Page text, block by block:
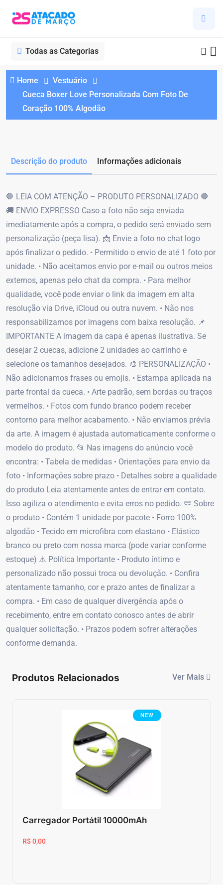
Todas as Categorias
Home
Vestuário
Cueca Boxer Love Personalizada Com Foto De
Coração 100% Algodão
Descrição do produto Informações adicionais
🛑 LEIA COM ATENÇÃO – PRODUTO PERSONALIZADO 🛑
🚚 ENVIO EXPRESSO Caso a foto não seja enviada
imediatamente após a compra, o pedido será enviado sem
personalização (peça lisa). 📩 Envie a foto no chat logo
após finalizar o pedido. • Permitido o envio de até 1 foto por
unidade. • Não aceitamos envio por e-mail ou outros meios
externos, apenas pelo chat da compra. • Para melhor
qualidade, você pode enviar o link da imagem em alta
resolução via Drive, iCloud ou outra nuvem. • Não nos
responsabilizamos por imagens com baixa resolução. 📌
IMPORTANTE A imagem da capa é apenas ilustrativa. Se
desejar 2 cuecas, adicione 2 unidades ao carrinho e
selecione os tamanhos desejados. 🎨 PERSONALIZAÇÃO •
Não adicionamos frases ou emojis. • Estampa aplicada na
parte frontal da cueca. • Arte padrão, sem bordas ou traços
vermelhos. • Fotos com fundo branco podem receber
contorno para melhor acabamento. • Não enviamos prévia
da arte. A imagem é ajustada automaticamente conforme o
modelo do produto. 📂 Nas imagens do anúncio você
encontra: • Tabela de medidas • Orientações para envio da
foto • Informações sobre prazo • Detalhes sobre a qualidade
do produto Leia atentamente antes de entrar em contato.
Isso agiliza o atendimento e evita erros no pedido. 🩲 Sobre
o produto • Contém 1 unidade por pacote • Forro 100%
algodão • Tecido em microfibra com elastano • Elástico
branco ou preto com nossa marca (pode variar conforme
estoque) ⚠️ Política Importante • Produto íntimo e
personalizado não possui troca ou devolução. • Confira
atentamente tamanho, cor e prazo antes de finalizar a
compra. • Em caso de qualquer divergência após o
recebimento, entre em contato conosco antes de abrir
qualquer solicitação. • Prazos podem sofrer alterações
conforme demanda.
Produtos Relacionados Ver Mais
NEW
Carregador Portátil 10000mAh
R$ 0,00